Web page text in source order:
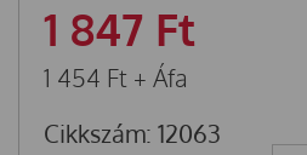
1 847 Ft
1 454 Ft + Áfa
Cikkszám: 12063